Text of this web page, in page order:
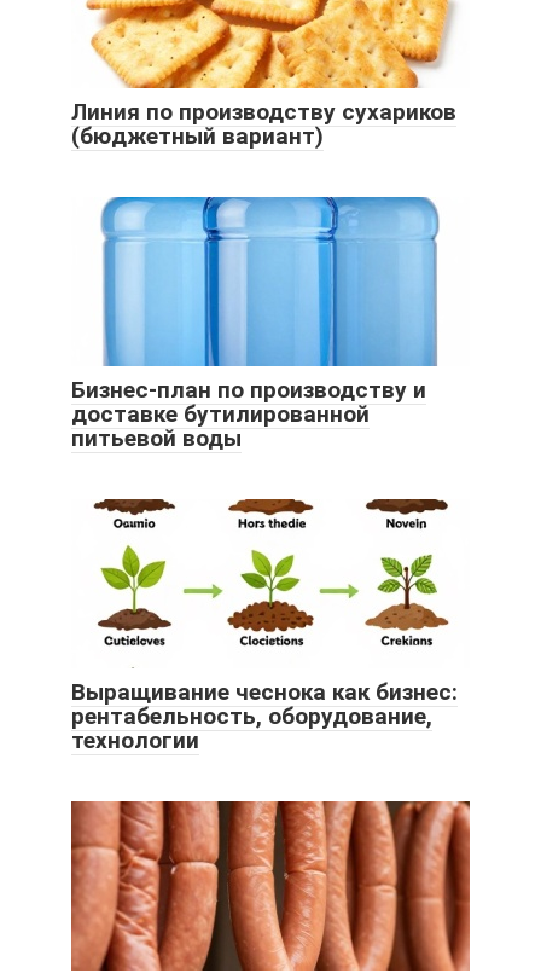
Линия по производству сухариков
(бюджетный вариант)
Бизнес-план по производству и
доставке бутилированной
питьевой воды
Выращивание чеснока как бизнес:
рентабельность, оборудование,
технологии